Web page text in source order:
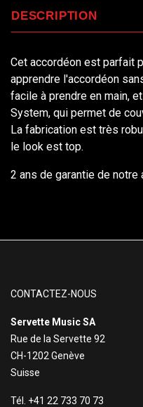
DESCRIPTION
Cet accordéon est parfait
apprendre l'accordéon
facile à prendre en main,
System, qui permet de
La fabrication est très
le look est top.
2 ans de garantie de notre
CONTACTEZ-NOUS
Servette Music SA
Rue de la Servette 92
CH-1202 Genève
Suisse
Tél. +41 22 733 70 73